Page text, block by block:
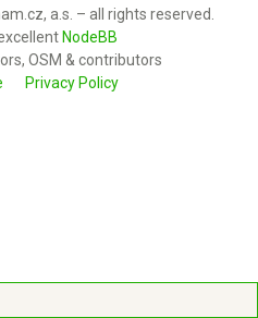
a.s. – all rights reserved.
NodeBB
OSM & contributors
Privacy Policy